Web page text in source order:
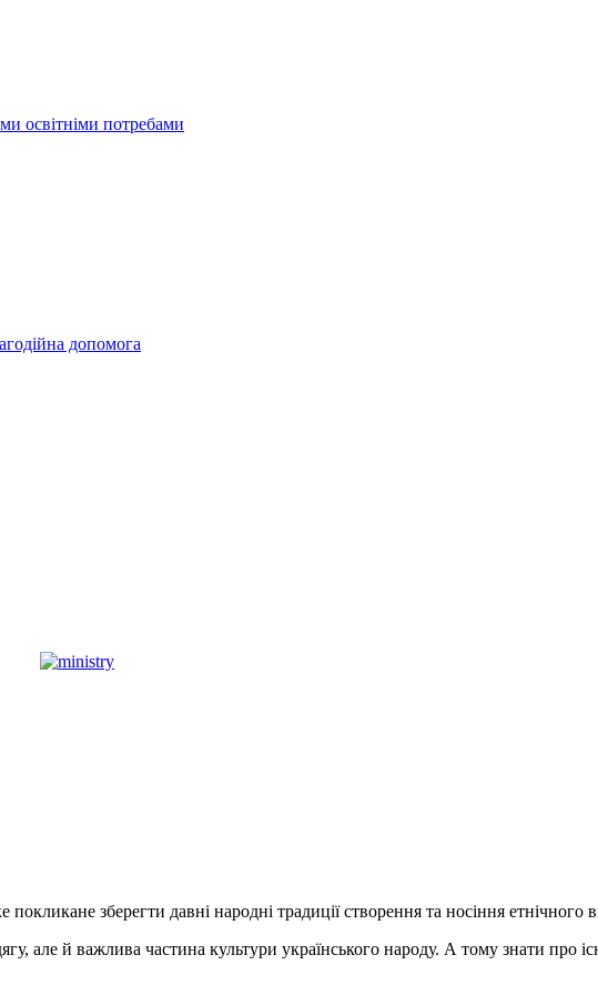
освітніми потребами
допомога
зберегти давні народні традиції створення та носіння етнічного
але й важлива частина культури українського народу. А тому знати про